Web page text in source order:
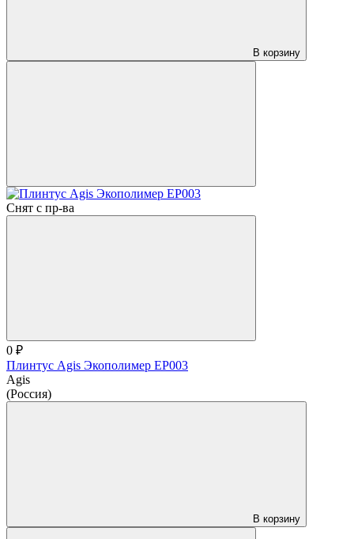
В корзину
Снят с пр-ва
0 ₽
Плинтус Agis Экополимер EP003
Agis
(Россия)
В корзину